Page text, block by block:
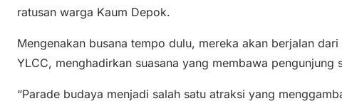
ratusan warga Kaum Depok.
Mengenakan busana tempo dulu, mereka akan berjalan
YLCC, menghadirkan suasana yang membawa pengunjung
“Parade budaya menjadi salah satu atraksi yang